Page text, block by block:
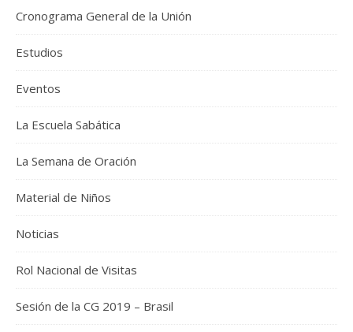
Cronograma General de la Unión
Estudios
Eventos
La Escuela Sabática
La Semana de Oración
Material de Niños
Noticias
Rol Nacional de Visitas
Sesión de la CG 2019 – Brasil